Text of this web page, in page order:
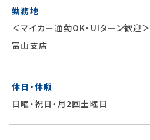
勤務地
＜マイカー通勤OK・UIターン歓迎＞
富山支店
休日・休暇
日曜・祝日・月2回土曜日